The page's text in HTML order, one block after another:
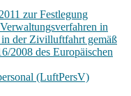
zur Festlegung
in
in der Zivilluftfahrt gemäß
2008 des Europäischen
(LuftPersV)